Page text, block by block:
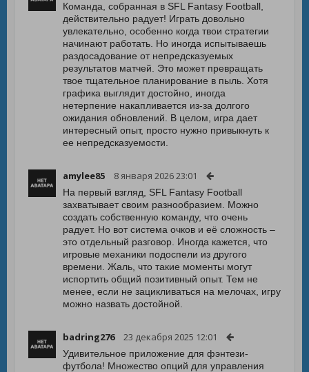
Команда, собранная в SFL Fantasy Football,
действительно радует! Играть довольно
увлекательно, особенно когда твои стратегии
начинают работать. Но иногда испытываешь
раздосадование от непредсказуемых
результатов матчей. Это может превращать
твое тщательное планирование в пыль. Хотя
графика выглядит достойно, иногда
нетерпение накапливается из-за долгого
ожидания обновлений. В целом, игра дает
интересный опыт, просто нужно привыкнуть к
ее непредсказуемости.
amylee85 8 января 2026 23:01
На первый взгляд, SFL Fantasy Football
захватывает своим разнообразием. Можно
создать собственную команду, что очень
радует. Но вот система очков и её сложность –
это отдельный разговор. Иногда кажется, что
игровые механики подоспели из другого
времени. Жаль, что такие моменты могут
испортить общий позитивный опыт. Тем не
менее, если не зацикливаться на мелочах, игру
можно назвать достойной.
badring276 23 декабря 2025 12:01
Удивительное приложение для фэнтези-
футбола! Множество опций для управления